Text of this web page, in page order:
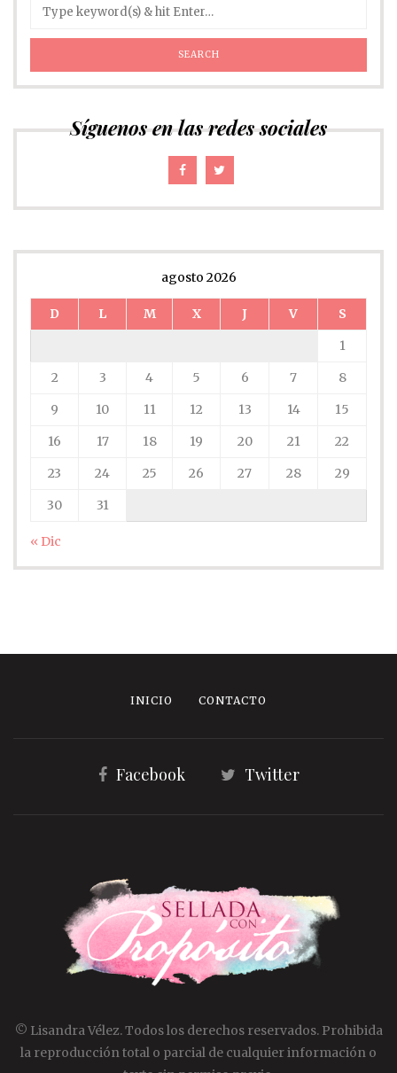
Síguenos en las redes sociales
agosto 2026
D L M X J V
S
1
2
3 4 5 6 7
8
9
10 11 12 13 14
15
16
17 18 19 20 21
22
23
24 25 26 27 28
29
30
31
« Dic
INICIO CONTACTO
Facebook Twitter
© Lisandra Vélez. Todos los derechos reservados. Prohibida
la reproducción total o parcial de cualquier información o